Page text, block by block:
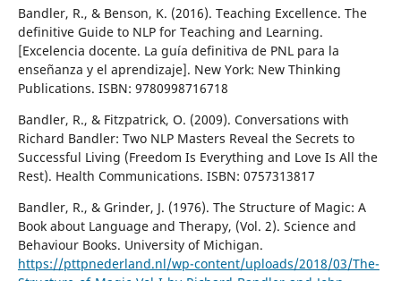
Bandler, R., & Benson, K. (2016). Teaching Excellence. The
definitive Guide to NLP for Teaching and Learning.
[Excelencia docente. La guía definitiva de PNL para la
enseñanza y el aprendizaje]. New York: New Thinking
Publications. ISBN: 9780998716718
Bandler, R., & Fitzpatrick, O. (2009). Conversations with
Richard Bandler: Two NLP Masters Reveal the Secrets to
Successful Living (Freedom Is Everything and Love Is All the
Rest). Health Communications. ISBN: 0757313817
Bandler, R., & Grinder, J. (1976). The Structure of Magic: A
Book about Language and Therapy, (Vol. 2). Science and
Behaviour Books. University of Michigan.
https://pttpnederland.nl/wp-content/uploads/2018/03/The-